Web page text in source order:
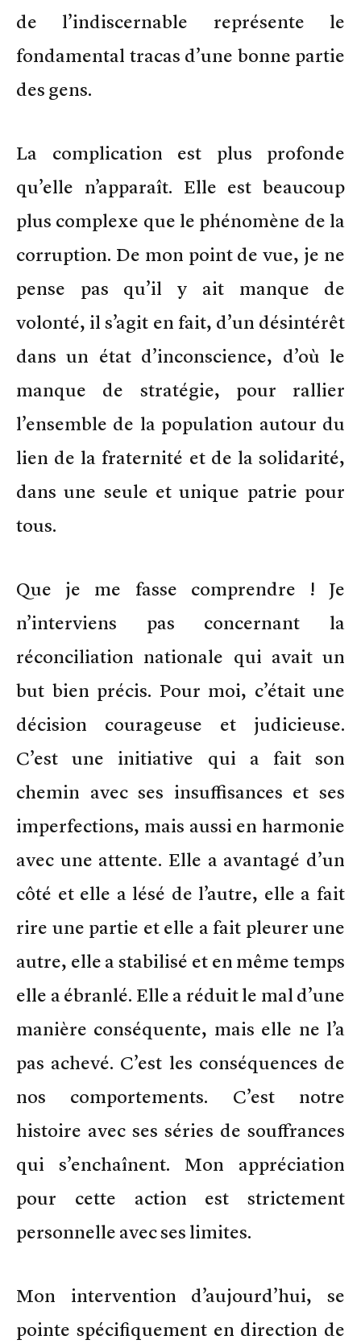
de l’indiscernable représente le
fondamental tracas d’une bonne partie
des gens.
La complication est plus profonde
qu’elle n’apparaît. Elle est beaucoup
plus complexe que le phénomène de la
corruption. De mon point de vue, je ne
pense pas qu’il y ait manque de
volonté, il s’agit en fait, d’un désintérêt
dans un état d’inconscience, d’où le
manque de stratégie, pour rallier
l’ensemble de la population autour du
lien de la fraternité et de la solidarité,
dans une seule et unique patrie pour
tous.
Que je me fasse comprendre ! Je
n’interviens pas concernant la
réconciliation nationale qui avait un
but bien précis. Pour moi, c’était une
décision courageuse et judicieuse.
C’est une initiative qui a fait son
chemin avec ses insuffisances et ses
imperfections, mais aussi en harmonie
avec une attente. Elle a avantagé d’un
côté et elle a lésé de l’autre, elle a fait
rire une partie et elle a fait pleurer une
autre, elle a stabilisé et en même temps
elle a ébranlé. Elle a réduit le mal d’une
manière conséquente, mais elle ne l’a
pas achevé. C’est les conséquences de
nos comportements. C’est notre
histoire avec ses séries de souffrances
qui s’enchaînent. Mon appréciation
pour cette action est strictement
personnelle avec ses limites.
Mon intervention d’aujourd’hui, se
pointe spécifiquement en direction de